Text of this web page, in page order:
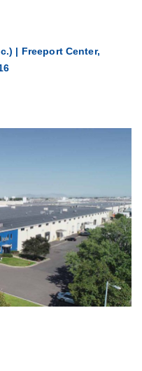
| Freeport Center,